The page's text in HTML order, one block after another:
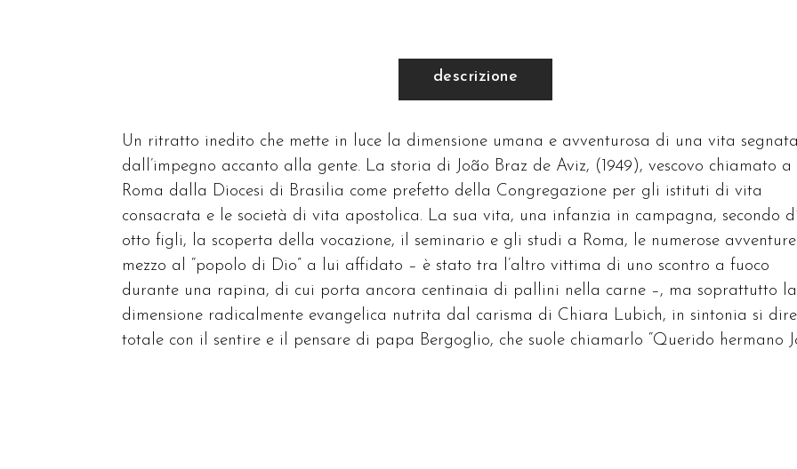
descrizione
Un ritratto inedito che mette in luce la dimensione umana e avventurosa di una vita
dall’impegno accanto alla gente. La storia di João Braz de Aviz, (1949), vescovo chiamato a
Roma dalla Diocesi di Brasilia come prefetto della Congregazione per gli istituti di vita
consacrata e le società di vita apostolica. La sua vita, una infanzia in campagna, secondo
otto figli, la scoperta della vocazione, il seminario e gli studi a Roma, le numerose
mezzo al “popolo di Dio” a lui affidato – è stato tra l’altro vittima di uno scontro a fuoco
durante una rapina, di cui porta ancora centinaia di pallini nella carne –, ma soprattutto
dimensione radicalmente evangelica nutrita dal carisma di Chiara Lubich, in sintonia si
totale con il sentire e il pensare di papa Bergoglio, che suole chiamarlo “Querido hermano